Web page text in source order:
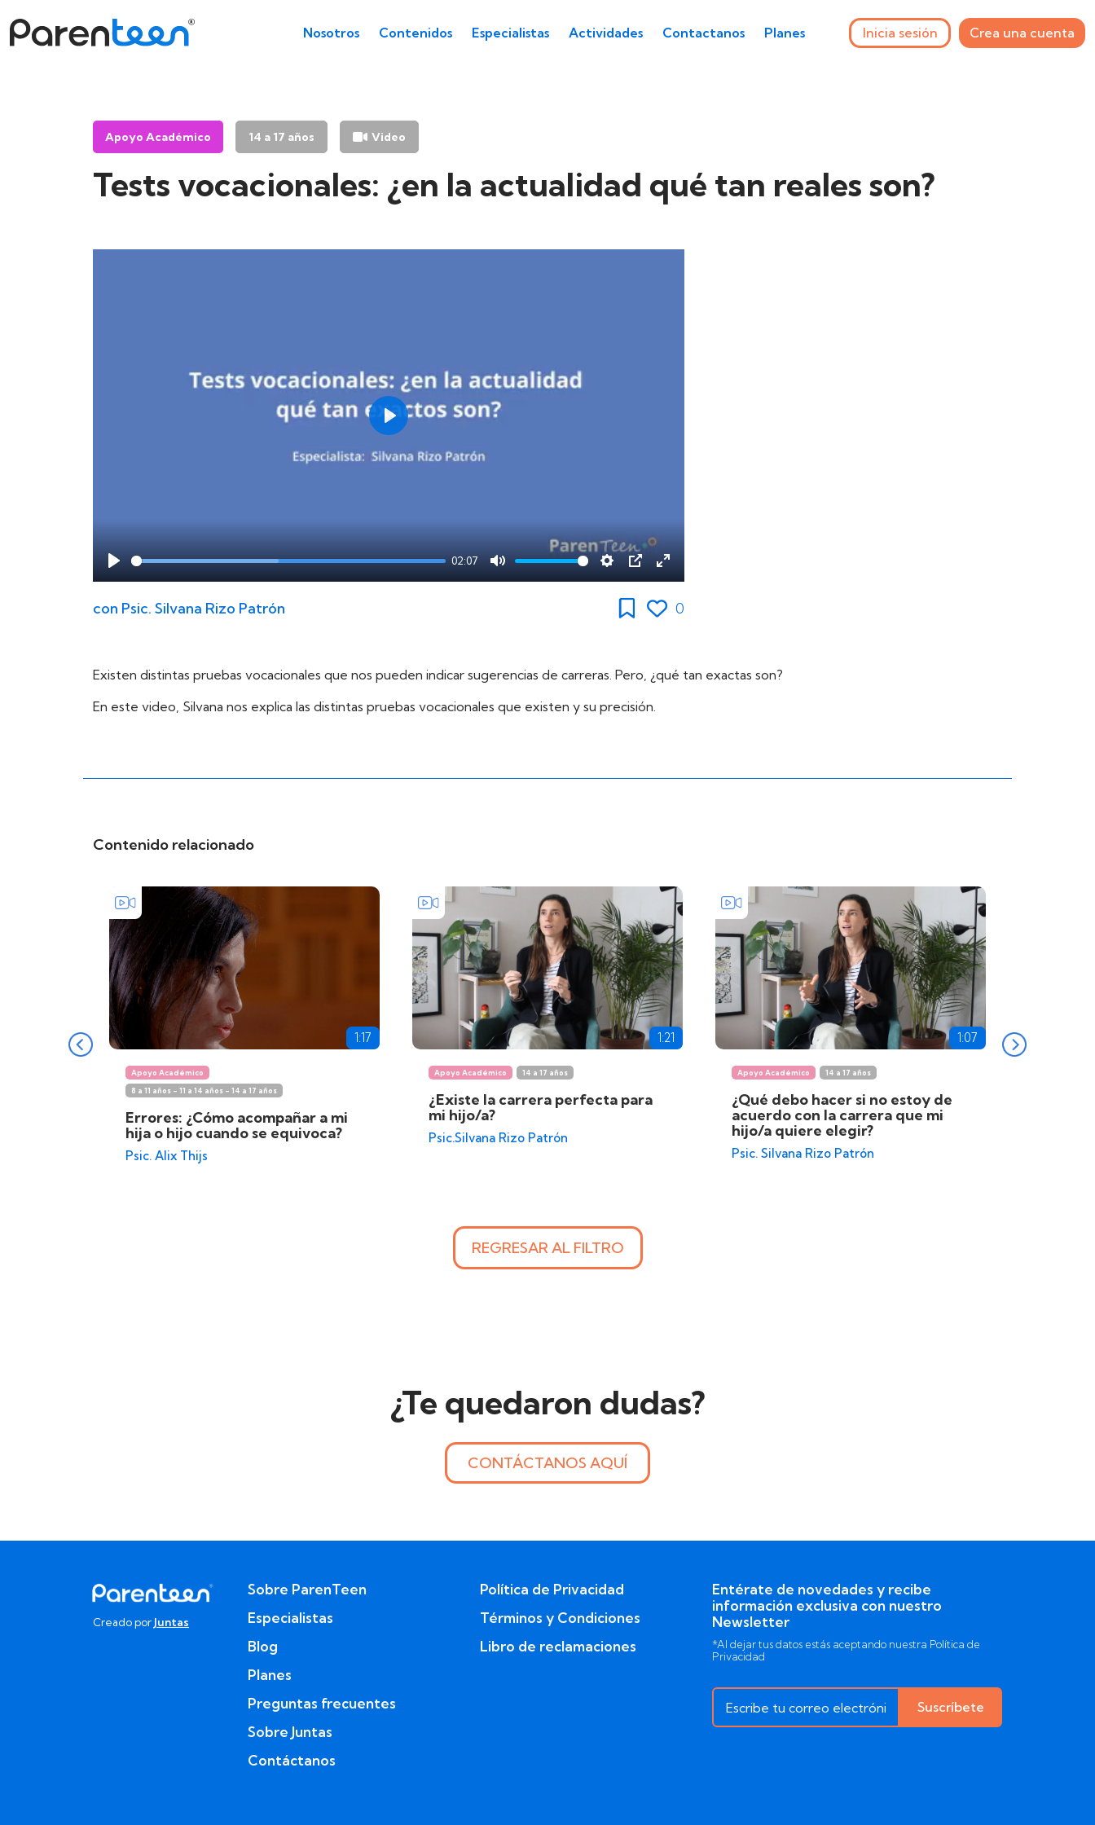
Nosotros Contenidos Especialistas Actividades Contactanos Planes Inicia sesión Crea una cuenta
Apoyo Académico 14 a 17 años Video
Tests vocacionales: ¿en la actualidad qué tan reales son?
Play
02:07
Mute Settings
PIP Enter
fullscreen
Play
con Psic. Silvana Rizo Patrón 0
Existen distintas pruebas vocacionales que nos pueden indicar sugerencias de carreras. Pero, ¿qué tan exactas son?
En este video, Silvana nos explica las distintas pruebas vocacionales que existen y su precisión.
Contenido relacionado
1:17
Apoyo Académico
8 a 11 años - 11 a 14 años - 14 a 17 años
Errores: ¿Cómo acompañar a mi
hija o hijo cuando se equivoca?
Psic. Alix Thijs
1:21
Apoyo Académico 14 a 17 años
¿Existe la carrera perfecta para
mi hijo/a?
Psic.Silvana Rizo Patrón
1:07
Apoyo Académico 14 a 17 años
¿Qué debo hacer si no estoy de
acuerdo con la carrera que mi
hijo/a quiere elegir?
Psic. Silvana Rizo Patrón
REGRESAR AL FILTRO
¿Te quedaron dudas?
CONTÁCTANOS AQUÍ
Creado por Juntas
Sobre ParenTeen
Especialistas
Blog
Planes
Preguntas frecuentes
Sobre Juntas
Contáctanos
Política de Privacidad
Términos y Condiciones
Libro de reclamaciones
Entérate de novedades y recibe
información exclusiva con nuestro
Newsletter
*Al dejar tus datos estás aceptando nuestra Política de
Privacidad
Suscríbete